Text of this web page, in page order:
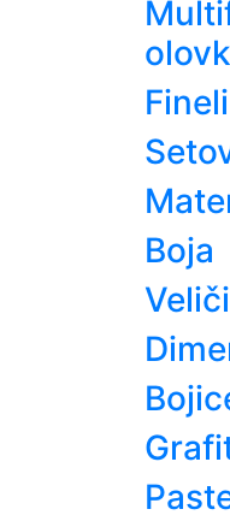
Boja